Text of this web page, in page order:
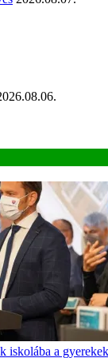
iskolába a gyerekek